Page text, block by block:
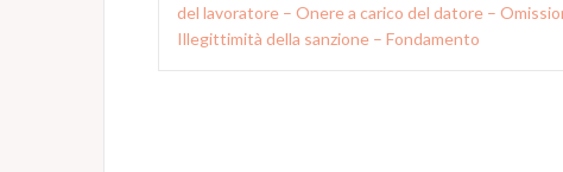
del lavoratore – Onere a carico del datore –
Illegittimità della sanzione – Fondamento